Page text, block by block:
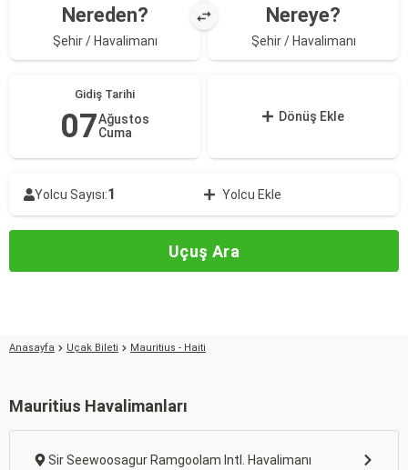
Nereden?
Şehir / Havalimanı
Nereye?
Şehir / Havalimanı
Gidiş Tarihi
07Ağustos
Cuma
Dönüş Ekle
Yolcu Sayısı:1 Yolcu Ekle
Uçuş Ara
Anasayfa Uçak Bileti Mauritius - Haiti
Mauritius Havalimanları
Sir Seewoosagur Ramgoolam Intl. Havalimanı